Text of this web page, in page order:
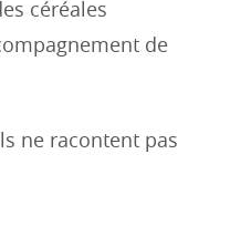
céréales
de
ne racontent pas